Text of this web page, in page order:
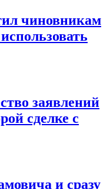
чиновникам
заявлений
сделке с
и сразу